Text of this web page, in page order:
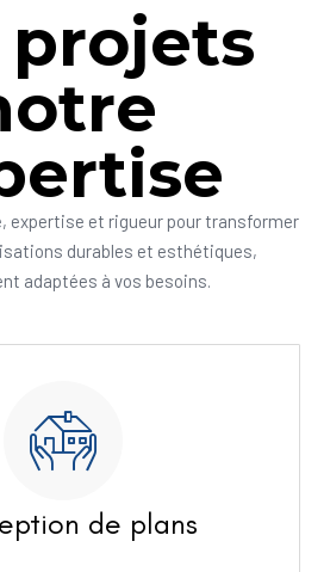
projets
expertise et rigueur pour transformer
durables et esthétiques,
adaptées à vos besoins.
de plans